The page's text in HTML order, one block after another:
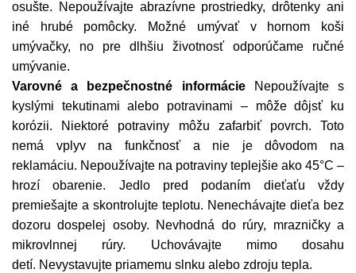
osušte. Nepoužívajte abrazívne prostriedky, drôtenky ani
iné hrubé pomôcky. Možné umývať v hornom koši
umývačky, no pre dlhšiu životnosť odporúčame ručné
umývanie.
Varovné a bezpečnostné informácie
Nepoužívajte s
kyslými tekutinami alebo potravinami – môže dôjsť ku
korózii. Niektoré potraviny môžu zafarbiť povrch. Toto
nemá vplyv na funkčnosť a nie je dôvodom na
reklamáciu. Nepoužívajte na potraviny teplejšie ako 45°C –
hrozí obarenie. Jedlo pred podaním dieťaťu vždy
premiešajte a skontrolujte teplotu. Nenechávajte dieťa bez
dozoru dospelej osoby. Nevhodná do rúry, mrazničky a
mikrovlnnej rúry. Uchovávajte mimo dosahu
detí. Nevystavujte priamemu slnku alebo zdroju tepla.